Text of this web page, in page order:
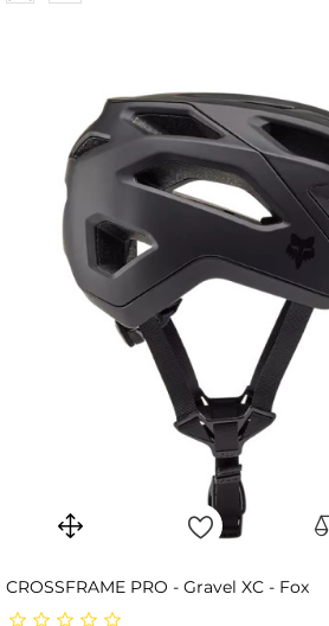
CROSSFRAME PRO - Gravel XC - Fox